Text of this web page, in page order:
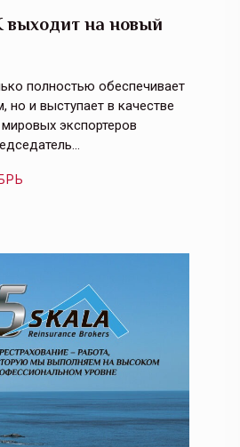
на новый
полностью обеспечивает
но и выступает в качестве
экспортеров